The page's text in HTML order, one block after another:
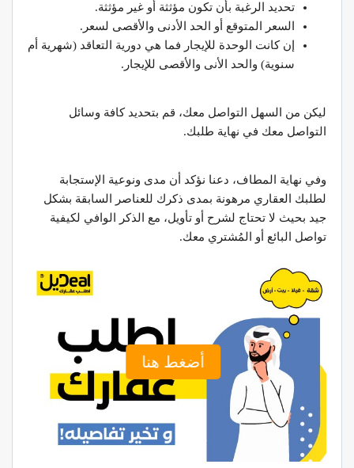
تحديد الرغبة بأن تكون مؤثثة أو غير مؤثثة.
السعر المتوقع أو الحد الأدنى والأقصى لسعر.
إن كانت الوحدة للإيجار فما هي دورية التعاقد (شهرية أم
سنوية) والحد الأنى والأقصى للإيجار.
ليكن من السهل التواصل معك، قم بتحديد كافة وسائل
التواصل معك في نهاية طلبك.
وفي نهاية المطاف، دعنا نؤكد أن مدى ونوعية الإستجابة
لطلبك العقاري مرهونة بمدى ذكرك للعناصر السابقة بشكل
جيد بحيث لا تحتاج لشرح أو تأويل، مع الذكر الوافي لكيفية
تواصل البائع أو المُشتري معك.
أضغط هنا